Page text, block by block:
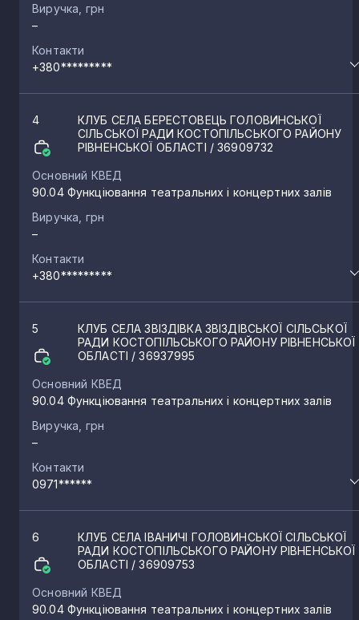
Виручка, грн
–
Контакти
+380*********
4
КЛУБ СЕЛА БЕРЕСТОВЕЦЬ ГОЛОВИНСЬКОЇ
СІЛЬСЬКОЇ РАДИ КОСТОПІЛЬСЬКОГО РАЙОНУ
РІВНЕНСЬКОЇ ОБЛАСТІ / 36909732
Основний КВЕД
90.04 Функціювання театральних і концертних залів
Виручка, грн
–
Контакти
+380*********
5
КЛУБ СЕЛА ЗВІЗДІВКА ЗВІЗДІВСЬКОЇ СІЛЬСЬКОЇ
РАДИ КОСТОПІЛЬСЬКОГО РАЙОНУ РІВНЕНСЬКОЇ
ОБЛАСТІ / 36937995
Основний КВЕД
90.04 Функціювання театральних і концертних залів
Виручка, грн
–
Контакти
0971******
6
КЛУБ СЕЛА ІВАНИЧІ ГОЛОВИНСЬКОЇ СІЛЬСЬКОЇ
РАДИ КОСТОПІЛЬСЬКОГО РАЙОНУ РІВНЕНСЬКОЇ
ОБЛАСТІ / 36909753
Основний КВЕД
90.04 Функціювання театральних і концертних залів